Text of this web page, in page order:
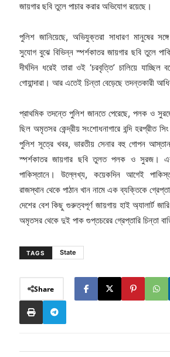
জায়গার ছবি তুলে পাচার করার অভিযোগ রয়েছে।
পুলিশ জানিয়েছে, অভিযুক্তরা সাধারণ মানুষের
সুযোগ বুঝে বিভিন্ন স্পর্শকাতর জায়গার ছবি তুলে
দীর্ঘদিন ধরেই তারা ওই ‘চরবৃত্তি’ চালিয়ে যাচ্ছিল
গোয়ান্দারা। আর এতেই চিন্তা বেড়েছে তদন্তকারী
প্রাথমিক তদন্তে পুলিশ জানতে পেরেছে, পলক ও
ছিল অমৃতসর কেন্দ্রীয় সংশোধনাগারে বন্দি হরপ্রীত
পুলিশ সূত্রে খবর, ভারতীয় সেনার বহু গোপন
স্পর্শকাতর জায়গার ছবি তুলত পলক ও সুরজ।
পাকিস্তানে। উল্লেখ্য, কয়েকদিন আগেই
রাজস্থান থেকে পাঠান খান নামে এক ব্যক্তিকে
দেশের বেশ কিছু গুরুত্বপূর্ণ জায়গায় হাই অ্যালার্ট
অমৃতসর থেকে দুই পাক গুপ্তচরের গ্রেপ্তারি চিন্তা
TAGS State
Share